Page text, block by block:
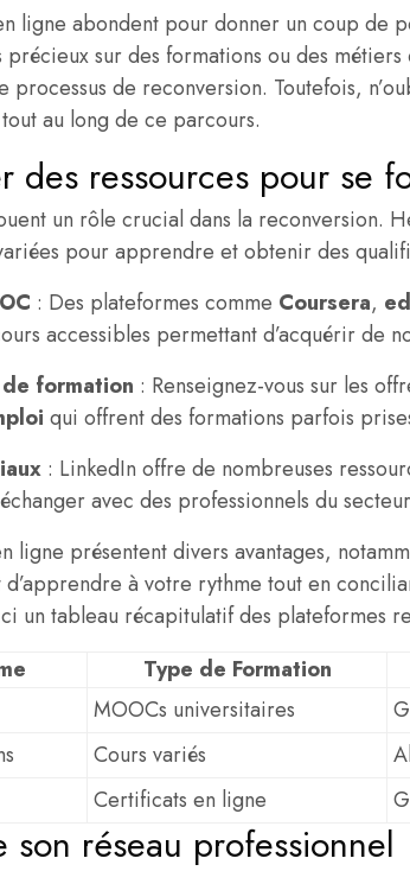
ligne abondent pour donner un coup de
sur des formations ou des
processus de reconversion. Toutefois,
au long de ce parcours.
des ressources pour se
un rôle crucial dans la reconversion.
pour apprendre et obtenir des
: Des plateformes comme Coursera,
accessibles permettant d’acquérir de
formation : Renseignez-vous sur les
qui offrent des formations parfois
: LinkedIn offre de nombreuses
avec des professionnels du
ligne présentent divers avantages,
à votre rythme tout en
un tableau récapitulatif des plateformes
Type de Formation
MOOCs universitaires
Cours variés
Certificats en ligne
son réseau professionnel